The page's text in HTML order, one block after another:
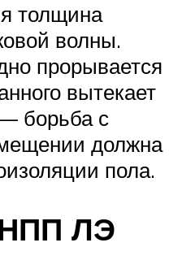
толщина
волны.
прорывается
вытекает
борьба с
должна
пола.
ЛЭ